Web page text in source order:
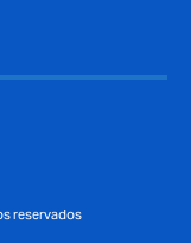
reservados